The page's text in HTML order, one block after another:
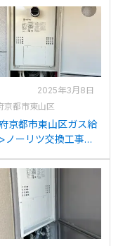
からノーリツ
2456AW3H-T-DX BL
換
2025年3月8日
京都市東山区
京都市東山区ガス給
ノーリツ交換工事施
からノーリツ
2456AW3H-T-DX BL
換